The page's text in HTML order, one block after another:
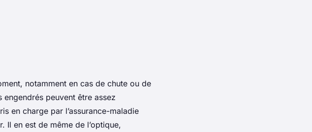
notamment en cas de chute ou de
peuvent être assez
en charge par l’assurance-maladie
Il en est de même de l’optique,